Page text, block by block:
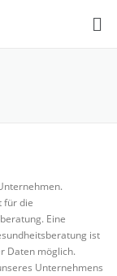
für die
Eine
ist
Daten möglich.
Unternehmens